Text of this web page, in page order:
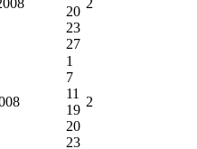
20
23
27
1
7
11
19
20
23
2